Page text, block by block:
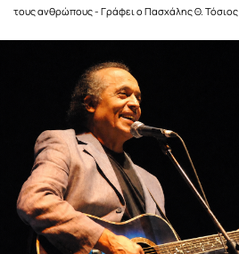
τους ανθρώπους - Γράφει ο Πασχάλης Θ. Τόσιος